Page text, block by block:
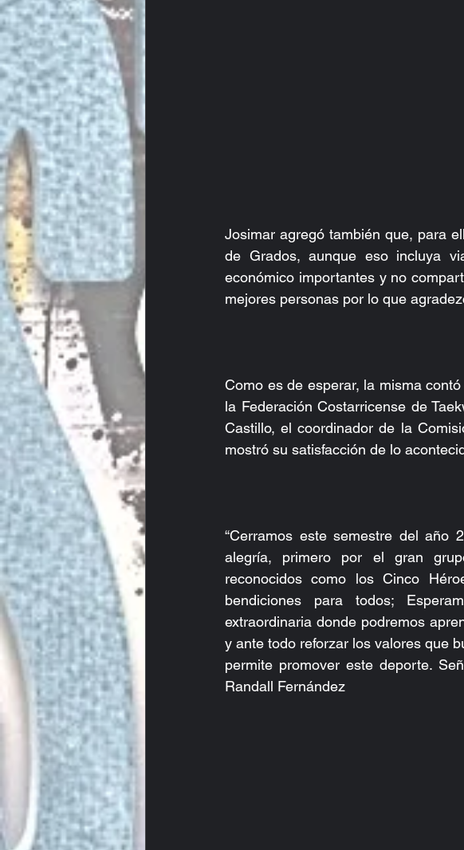
Josimar agregó también que, para
de Grados, aunque eso incluya
económico importantes y no
mejores personas por lo que
Como es de esperar, la misma
la Federación Costarricense de
Castillo, el coordinador de la
mostró su satisfacción de lo
“Cerramos este semestre del año
alegría, primero por el gran
reconocidos como los Cinco
bendiciones para todos;
extraordinaria donde podremos
y ante todo reforzar los valores que
permite promover este deporte.
Randall Fernández